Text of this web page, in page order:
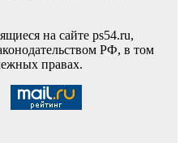
на сайте ps54.ru,
РФ, в том
правах.